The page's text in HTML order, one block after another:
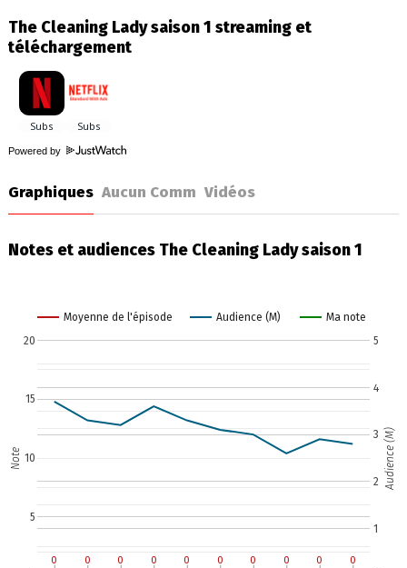
The Cleaning Lady saison 1 streaming et
téléchargement
Powered by
Graphiques Aucun Comm Vidéos
Notes et audiences The Cleaning Lady saison 1
Moyenne de l'épisode Audience (M) Ma note
5
10
15
20
1
2
3
4
5
0
0 0
0 0
0 0
0 0
0 0
0 0
0 0
0 0
0 0
0
Note Audience (M)